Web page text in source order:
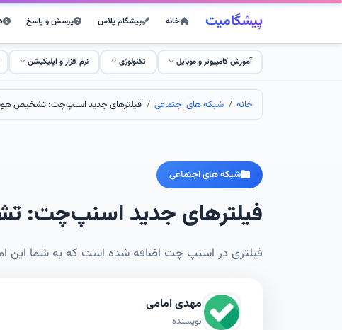
پیشگامیت خانه پیشگام پلاس پرسش و پاسخ
آموزش کامپیوتر و موبایل تکنولوژی نرم افزار و اپلیکیشن
خانه شبکه های اجتماعی فیلترهای جدید اسنپ‌چت: تشخیص
شبکه های اجتماعی
فیلترهای جدید اسنپ‌چت:
فیلتری در اسنپ چت اضافه شده است که به شما این
مهدی امامی
نویسنده